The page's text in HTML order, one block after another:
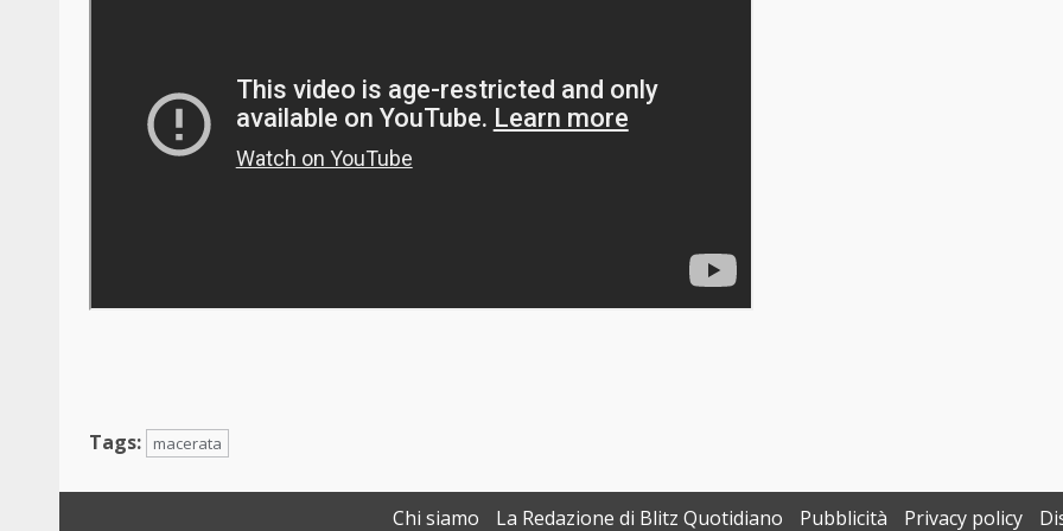
Tags: macerata
Chi siamo La Redazione di Blitz Quotidiano Pubblicità Privacy policy